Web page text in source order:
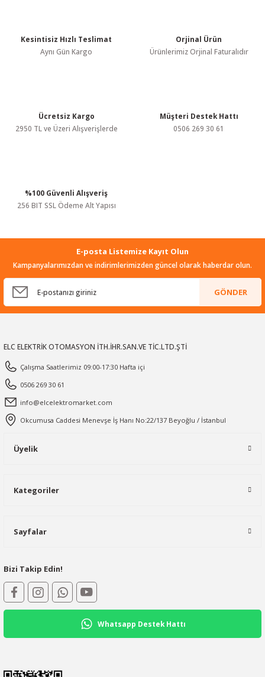
Ürün resmi kalitesiz, bozuk veya görüntülenemiyor.
Bu ürüne benzer farklı alternatifler olmalı.
Kesintisiz Hızlı Teslimat
Aynı Gün Kargo
Orjinal Ürün
Ürünlerimiz Orjinal Faturalıdır
Ücretsiz Kargo
2950 TL ve Üzeri Alışverişlerde
Müşteri Destek Hattı
0506 269 30 61
%100 Güvenli Alışveriş
256 BIT SSL Ödeme Alt Yapısı
E-posta Listemize Kayıt Olun
Kampanyalarımızdan ve indirimlerimizden güncel olarak haberdar olun.
GÖNDER
ELC ELEKTRİK OTOMASYON İTH.İHR.SAN.VE TİC.LTD.ŞTİ
Çalışma Saatlerimiz 09:00-17:30 Hafta içi
0506 269 30 61
info@elcelektromarket.com
Okcumusa Caddesi Menevşe İş Hanı No:22/137 Beyoğlu / İstanbul
Üyelik
Kategoriler
Sayfalar
Bizi Takip Edin!
Whatsapp Destek Hattı